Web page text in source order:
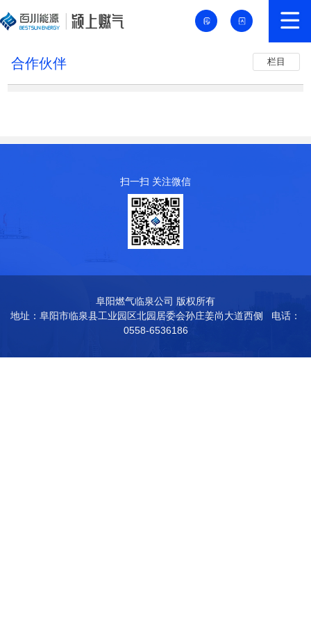
栏目
合作伙伴
扫一扫 关注微信
阜阳燃气临泉公司 版权所有
地址：阜阳市临泉县工业园区北园居委会孙庄姜尚大道西侧 电话：
0558-6536186